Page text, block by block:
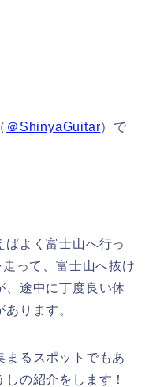
＠ShinyaGuitar）で
よく富士山へ行っ
って、富士山へ抜け
、途中に丁度良い休
ります。
まるスポットでもあ
の紹介をします！